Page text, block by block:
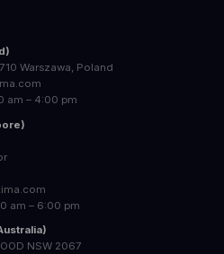
Warszawa, Poland
am – 4:00 pm
am – 6:00 pm
NSW 2067